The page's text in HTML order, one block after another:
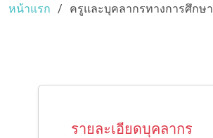
หน้าแรก ครูและบุคลากรทางการศึกษา
รายละเอียดบุคลากร